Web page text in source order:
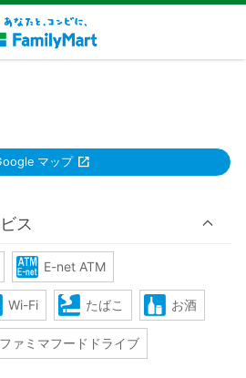
マップ
ス
E-net ATM
Wi-Fi たばこ お酒
ファミマフードドライブ